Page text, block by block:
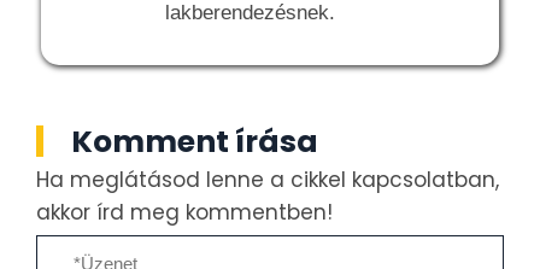
lakberendezésnek.
Komment írása
Ha meglátásod lenne a cikkel kapcsolatban,
akkor írd meg kommentben!